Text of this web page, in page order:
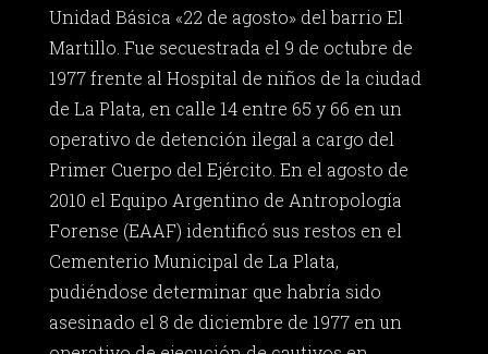
Unidad Básica «22 de agosto» del barrio El
Martillo. Fue secuestrada el 9 de octubre de
1977 frente al Hospital de niños de la ciudad
de La Plata, en calle 14 entre 65 y 66 en un
operativo de detención ilegal a cargo del
Primer Cuerpo del Ejército. En el agosto de
2010 el Equipo Argentino de Antropología
Forense (EAAF) identificó sus restos en el
Cementerio Municipal de La Plata,
pudiéndose determinar que habría sido
asesinado el 8 de diciembre de 1977 en un